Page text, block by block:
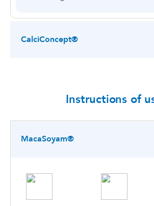
CalciConcept®
Instructions of
MacaSoyam®